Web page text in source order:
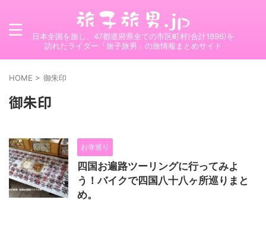
日本全国を旅し、47都道府県全ての市区町村(合計1896)を
訪れたライダー「旅子旅男」の旅情報まとめサイト
HOME > 御朱印
御朱印
お寺巡り
四国お遍路ツーリングに行ってみよ
う！バイクで四国八十八ヶ所巡りまと
め。